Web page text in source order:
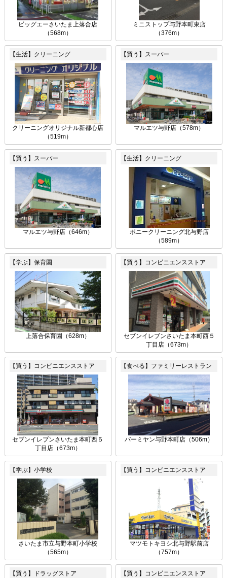
ビッグエーさいたま上落合店
（568m）
ミニストップ与野本町東店
（376m）
【生活】クリーニング
クリーニングオリジナル新都心店
（519m）
【買う】スーパー
マルエツ与野店（578m）
【買う】スーパー
マルエツ与野店（646m）
【生活】クリーニング
ポニークリーニング北与野店
（589m）
【学ぶ】保育園
上落合保育園（628m）
【買う】コンビニエンスストア
セブンイレブンさいたま本町西５
丁目店（673m）
【買う】コンビニエンスストア
セブンイレブンさいたま本町西５
丁目店（673m）
【食べる】ファミリーレストラン
バーミヤン与野本町店（506m）
【学ぶ】小学校
さいたま市立与野本町小学校
（565m）
【買う】コンビニエンスストア
マツモトキヨシ北与野駅前店
（757m）
【買う】ドラッグストア 【買う】コンビニエンスストア